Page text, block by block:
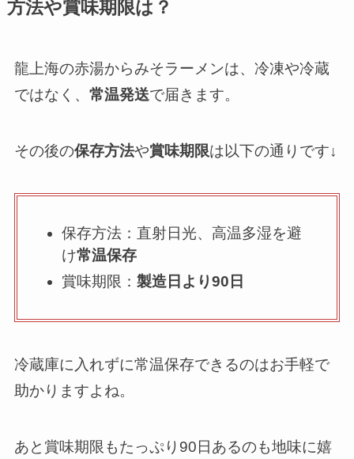
方法や賞味期限は？
龍上海の赤湯からみそラーメンは、冷凍や冷蔵
ではなく、 常温発送で届きます。
その後の保存方法や賞味期限は以下の通りです↓
保存方法：直射日光、高温多湿を避
け常温保存
賞味期限：製造日より90日
冷蔵庫に入れずに常温保存できるのはお手軽で
助かりますよね。
あと賞味期限もたっぷり90日あるのも地味に嬉